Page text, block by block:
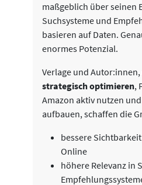
maßgeblich über seinen
Suchsysteme und
basieren auf Daten.
enormes Potenzial.
Verlage und
strategisch optimieren,
Amazon aktiv nutzen
aufbauen, schaffen die
bessere
Online
höhere Relevanz in